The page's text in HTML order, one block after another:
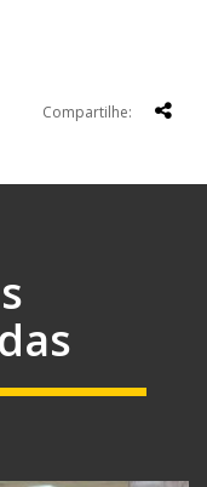
Compartilhe: